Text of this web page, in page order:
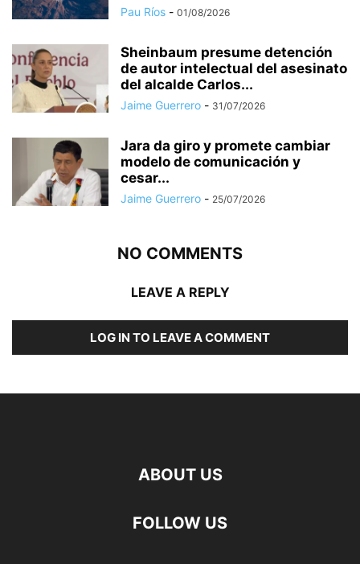
Pau Ríos - 01/08/2026
Sheinbaum presume detención
de autor intelectual del asesinato
del alcalde Carlos...
Jaime Guerrero - 31/07/2026
Jara da giro y promete cambiar
modelo de comunicación y
cesar...
Jaime Guerrero - 25/07/2026
NO COMMENTS
LEAVE A REPLY
LOG IN TO LEAVE A COMMENT
ABOUT US
FOLLOW US